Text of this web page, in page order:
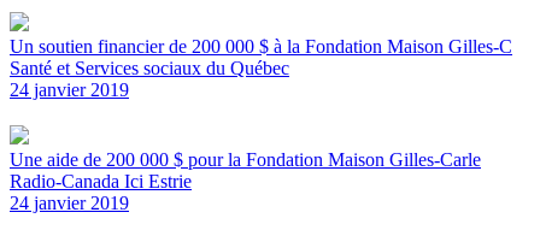
Un soutien financier de 200 000 $ à la Fondation Maison Gilles-C
Santé et Services sociaux du Québec
24 janvier 2019
Une aide de 200 000 $ pour la Fondation Maison Gilles-Carle
Radio-Canada Ici Estrie
24 janvier 2019